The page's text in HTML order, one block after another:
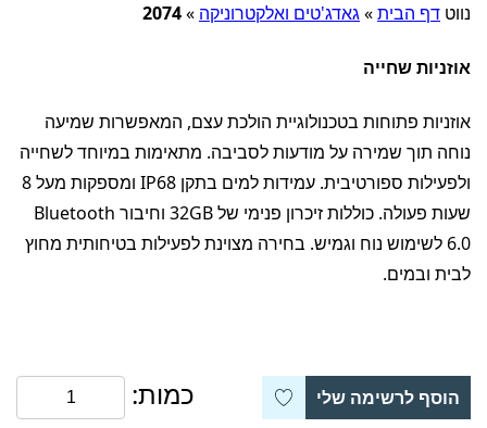
נווט דף הבית»גאדג'טים ואלקטרוניקה »
2074
אוזניות שחייה
אוזניות פתוחות בטכנולוגיית הולכת עצם, המאפשרות שמיעה
נוחה תוך שמירה על מודעות לסביבה. מתאימות במיוחד לשחייה
ולפעילות ספורטיבית. עמידות למים בתקן ‎IP68‎ ומספקות מעל 8
שעות פעולה. כוללות זיכרון פנימי של ‎32GB‎ וחיבור Bluetooth
‎6.0‎ לשימוש נוח וגמיש. בחירה מצוינת לפעילות בטיחותית מחוץ
לבית ובמים.
הוסף לרשימה שלי כמות: